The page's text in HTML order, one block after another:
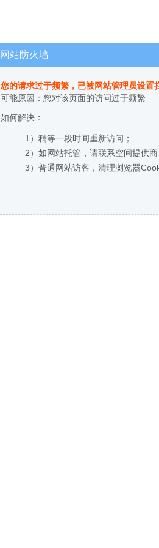
网站防火墙
您的请求过于频繁，已被网站管理员设置
可能原因：您对该页面的访问过于频繁
如何解决：
1）稍等一段时间重新访问；
2）如网站托管，请联系空间提供商
3）普通网站访客，清理浏览器